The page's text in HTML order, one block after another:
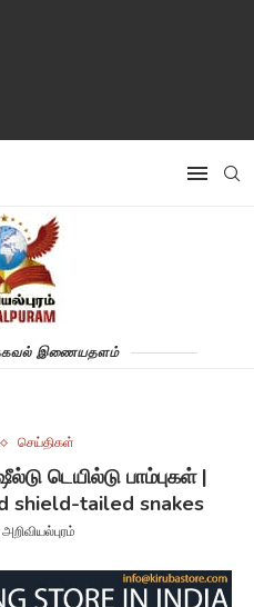
தகவல் இணையதளம்
செய்திகள்
டெயில்டு பாம்புகள் |
shield-tailed snakes
அறிவியல்புரம்